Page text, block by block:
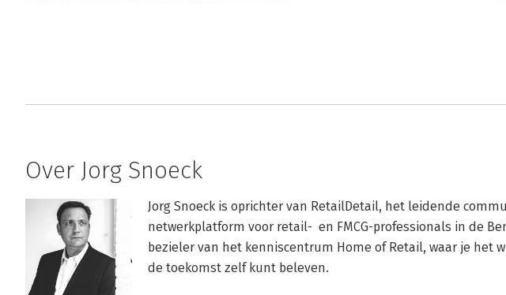
Over Jorg Snoeck
Jorg Snoeck is oprichter van RetailDetail, het leidende
netwerkplatform voor retail-  en FMCG-professionals in de
bezieler van het kenniscentrum Home of Retail, waar je het
de toekomst zelf kunt beleven.